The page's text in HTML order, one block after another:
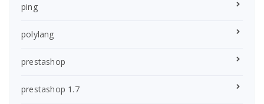
ping
polylang
prestashop
prestashop 1.7